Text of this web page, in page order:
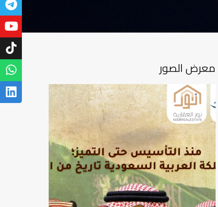
معرض الصور